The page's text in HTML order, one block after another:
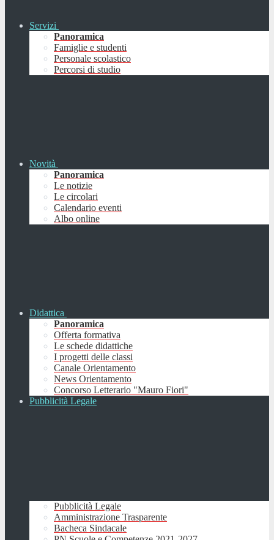
Servizi
Panoramica
Famiglie e studenti
Personale scolastico
Percorsi di studio
Novità
Panoramica
Le notizie
Le circolari
Calendario eventi
Albo online
Didattica
Panoramica
Offerta formativa
Le schede didattiche
I progetti delle classi
Canale Orientamento
News Orientamento
Concorso Letterario "Mauro Fiori"
Pubblicità Legale
Pubblicità Legale
Amministrazione Trasparente
Bacheca Sindacale